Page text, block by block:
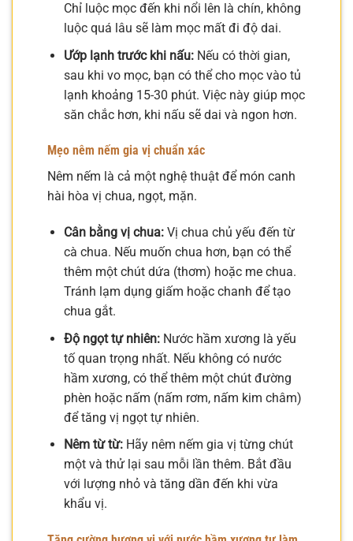
Chỉ luộc mọc đến khi nổi lên là chín, không
luộc quá lâu sẽ làm mọc mất đi độ dai.
Ướp lạnh trước khi nấu:Nếu có thời gian,
sau khi vo mọc, bạn có thể cho mọc vào tủ
lạnh khoảng 15-30 phút. Việc này giúp mọc
săn chắc hơn, khi nấu sẽ dai và ngon hơn.
Mẹo nêm nếm gia vị chuẩn xác
Nêm nếm là cả một nghệ thuật để món canh
hài hòa vị chua, ngọt, mặn.
Cân bằng vị chua:Vị chua chủ yếu đến từ
cà chua. Nếu muốn chua hơn, bạn có thể
thêm một chút dứa (thơm) hoặc me chua.
Tránh lạm dụng giấm hoặc chanh để tạo
chua gắt.
Độ ngọt tự nhiên:Nước hầm xương là yếu
tố quan trọng nhất. Nếu không có nước
hầm xương, có thể thêm một chút đường
phèn hoặc nấm (nấm rơm, nấm kim châm)
để tăng vị ngọt tự nhiên.
Nêm từ từ:Hãy nêm nếm gia vị từng chút
một và thử lại sau mỗi lần thêm. Bắt đầu
với lượng nhỏ và tăng dần đến khi vừa
khẩu vị.